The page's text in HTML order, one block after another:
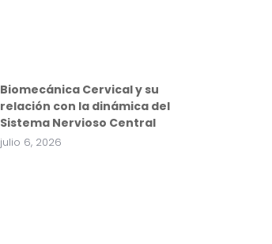
Biomecánica Cervical y su
relación con la dinámica del
Sistema Nervioso Central
julio 6, 2026